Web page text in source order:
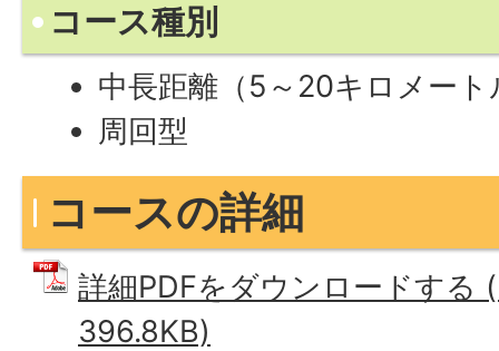
コース種別
中長距離（5～20キロメー
周回型
コースの詳細
詳細PDFをダウンロードする
396.8KB)